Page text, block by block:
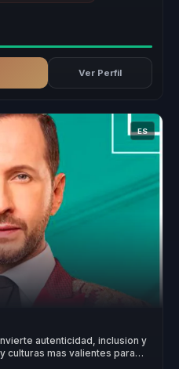
Ver Perfil
ES
autenticidad, inclusion y
culturas mas valientes para